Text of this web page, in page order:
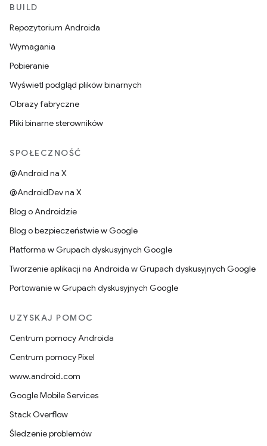
BUILD
Repozytorium Androida
Wymagania
Pobieranie
Wyświetl podgląd plików binarnych
Obrazy fabryczne
Pliki binarne sterowników
SPOŁECZNOŚĆ
@Android na X
@AndroidDev na X
Blog o Androidzie
Blog o bezpieczeństwie w Google
Platforma w Grupach dyskusyjnych Google
Tworzenie aplikacji na Androida w Grupach dyskusyjnych Google
Portowanie w Grupach dyskusyjnych Google
UZYSKAJ POMOC
Centrum pomocy Androida
Centrum pomocy Pixel
www.android.com
Google Mobile Services
Stack Overflow
Śledzenie problemów